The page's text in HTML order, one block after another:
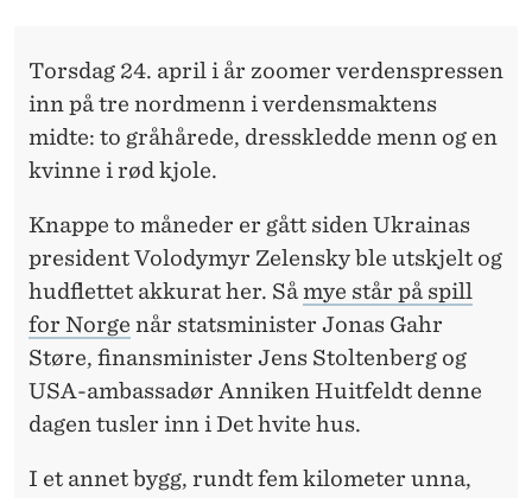
Torsdag 24. april i år zoomer verdenspressen
inn på tre nordmenn i verdensmaktens
midte: to gråhårede, dresskledde menn og en
kvinne i rød kjole.
Knappe to måneder er gått siden Ukrainas
president Volodymyr Zelensky ble utskjelt og
hudflettet akkurat her. Såmye står på spill
for Norge når statsminister Jonas Gahr
Støre, finansminister Jens Stoltenberg og
USA-ambassadør Anniken Huitfeldt denne
dagen tusler inn i Det hvite hus.
I et annet bygg, rundt fem kilometer unna,